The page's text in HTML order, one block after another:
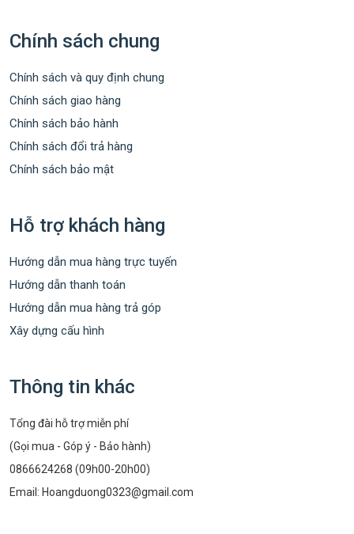
Chính sách chung
Chính sách và quy định chung
Chính sách giao hàng
Chính sách bảo hành
Chính sách đổi trả hàng
Chính sách bảo mật
Hỗ trợ khách hàng
Hướng dẫn mua hàng trực tuyến
Hướng dẫn thanh toán
Hướng dẫn mua hàng trả góp
Xây dựng cấu hình
Thông tin khác
Tổng đài hỗ trợ miễn phí
(Gọi mua - Góp ý - Bảo hành)
0866624268 (09h00-20h00)
Email: Hoangduong0323@gmail.com